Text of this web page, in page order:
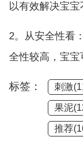
以有效解决宝宝
2。从安全性看
全性较高，宝宝
标签： 刺激
果泥
推荐